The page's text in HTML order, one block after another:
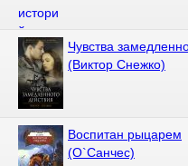
Чувства
(Виктор Снежко)
Воспитан рыцарем
(О`Санчес)